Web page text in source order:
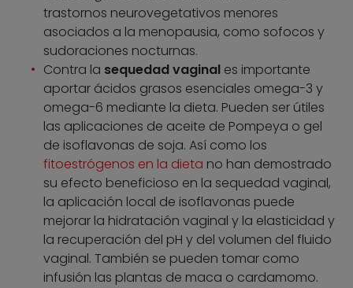
trastornos neurovegetativos menores
asociados a la menopausia, como sofocos y
sudoraciones nocturnas.
Contra la sequedad vaginal es importante
aportar ácidos grasos esenciales omega-3 y
omega-6 mediante la dieta. Pueden ser útiles
las aplicaciones de aceite de Pompeya o gel
de isoflavonas de soja. Así como los
fitoestrógenos en la dieta no han demostrado
su efecto beneficioso en la sequedad vaginal,
la aplicación local de isoflavonas puede
mejorar la hidratación vaginal y la elasticidad y
la recuperación del pH y del volumen del fluido
vaginal. También se pueden tomar como
infusión las plantas de maca o cardamomo.